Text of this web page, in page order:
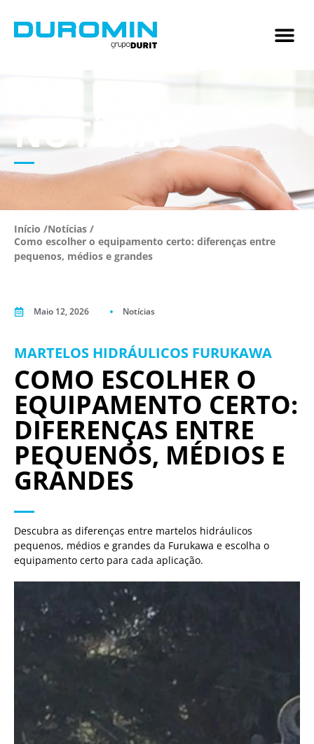
NOTÍCIAS
Início /Notícias /
Como escolher o equipamento certo: diferenças entre
pequenos, médios e grandes
Maio 12, 2026 Notícias
MARTELOS HIDRÁULICOS FURUKAWA
COMO ESCOLHER O
EQUIPAMENTO CERTO:
DIFERENÇAS ENTRE
PEQUENOS, MÉDIOS E
GRANDES
Descubra as diferenças entre martelos hidráulicos
pequenos, médios e grandes da Furukawa e escolha o
equipamento certo para cada aplicação.